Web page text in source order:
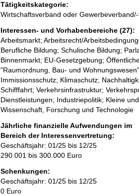
Tätigkeitskategorie:
Wirtschaftsverband oder
Interessen- und Vorhabenbereiche (27):
Arbeitsmarkt; Arbeitsrecht/
Berufliche Bildung; Schulische Bildung;
Binnenmarkt; EU-Gesetzgebung;
"Raumordnung, Bau- und
Immissionsschutz; Klimaschutz;
Schifffahrt; Verkehrsinfrastruktur;
Dienstleistungen; Industriepolitik; Kleine
Wissenschaft, Forschung und Technologie
Jährliche finanzielle Aufwendungen im
Bereich der Interessenvertretung:
Geschäftsjahr: 01/25 bis 12/25
290.001 bis 300.000 Euro
Schenkungen:
Geschäftsjahr: 01/25 bis 12/25
0 Euro